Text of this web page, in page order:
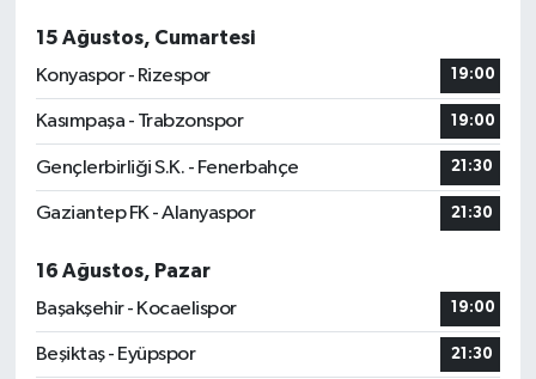
15 Ağustos, Cumartesi
Konyaspor - Rizespor
19:00
Kasımpaşa - Trabzonspor 19:00
Gençlerbirliği S.K. - Fenerbahçe 21:30
Gaziantep FK - Alanyaspor 21:30
16 Ağustos, Pazar
Başakşehir - Kocaelispor
19:00
Beşiktaş - Eyüpspor 21:30